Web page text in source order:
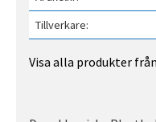
Tillverkare
Visa alla produkter